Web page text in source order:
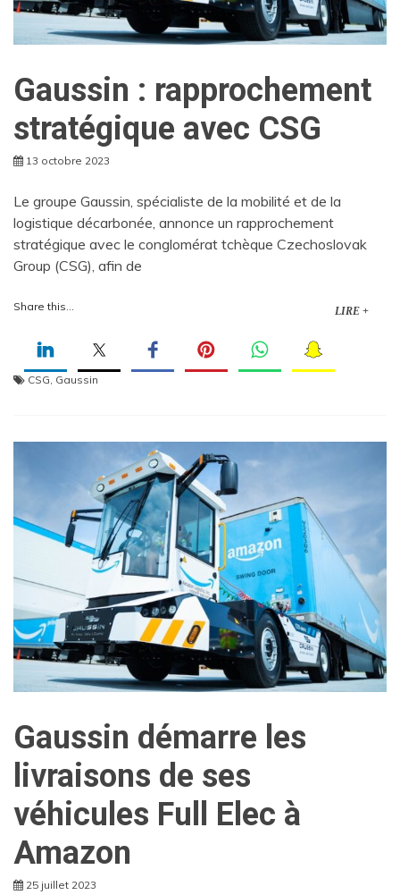
Gaussin : rapprochement
stratégique avec CSG
13 octobre 2023
Le groupe Gaussin, spécialiste de la mobilité et de la
logistique décarbonée, annonce un rapprochement
stratégique avec le conglomérat tchèque Czechoslovak
Group (CSG), afin de
Share this... LIRE +
CSG, Gaussin
Gaussin démarre les
livraisons de ses
véhicules Full Elec à
Amazon
25 juillet 2023